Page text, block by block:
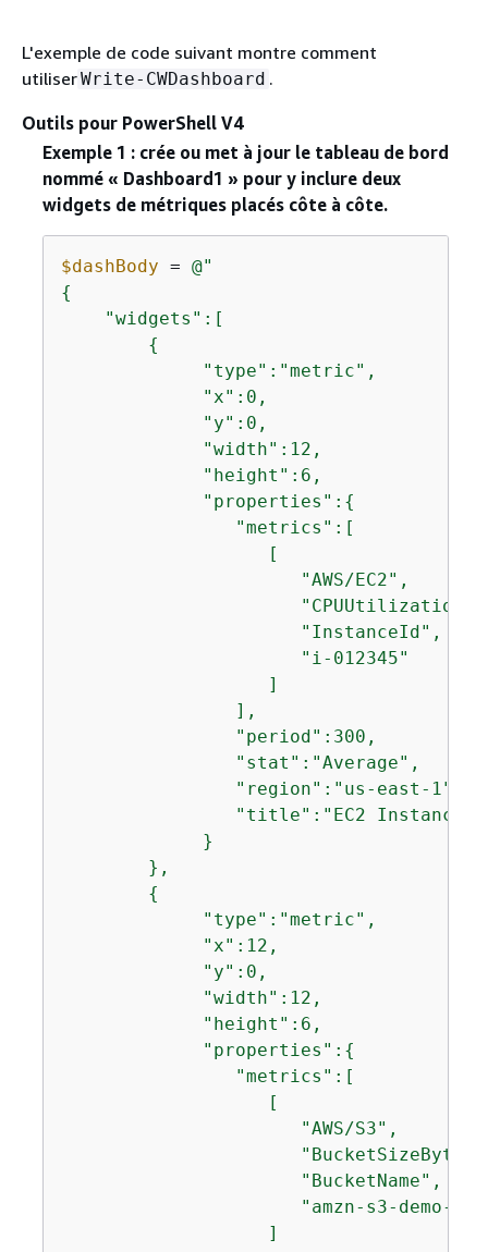
L'exemple de code suivant montre comment
utiliserWrite-CWDashboard .
Outils pour PowerShell V4
Exemple 1 : crée ou met à jour le tableau de bord
nommé « Dashboard1 » pour y inclure deux
widgets de métriques placés côte à côte.
$dashBody =
{
    "widgets":[
{
             "type":"metric",
             "x":0,
             "y":0,
             "width":12,
             "height":6,
             "properties":
{
                "metrics":[
                   [
                      "AWS/EC2",
                      "CPUUtilization",
                      "InstanceId",
                      "i-012345"
                   ]
                ],
                "period":300,
                "stat":"Average",
                "region":"us-east-1",
"title":"EC2 Instance
             }
        },
{
             "type":"metric",
             "x":12,
             "y":0,
             "width":12,
             "height":6,
             "properties":
{
                "metrics":[
                   [
                      "AWS/S3",
                      "BucketName",
"amzn-s3-demo-
                   ]